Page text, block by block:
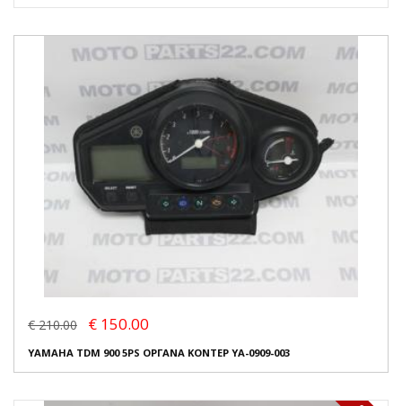
€ 210.00 € 150.00
YAMAHA TDM 900 5PS ΟΡΓΑΝΑ ΚΟΝΤΕΡ YA-0909-003